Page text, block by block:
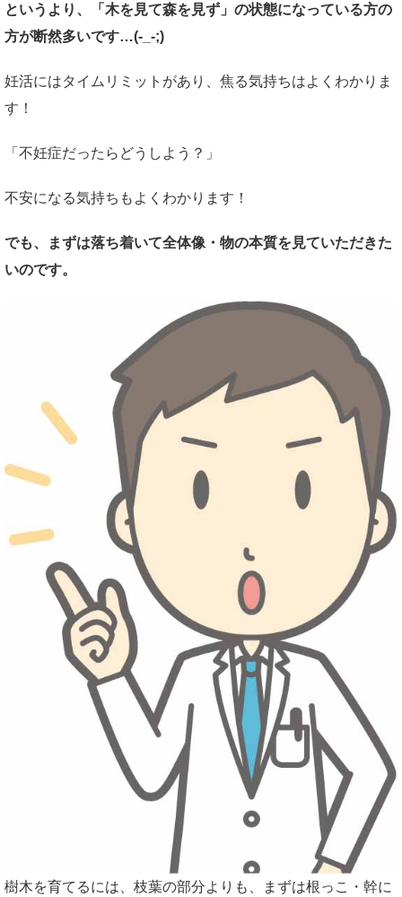
というより、「木を見て森を見ず」の状態になっている方の
方が断然多いです…(-_-;)
妊活にはタイムリミットがあり、焦る気持ちはよくわかりま
す！
「不妊症だったらどうしよう？」
不安になる気持ちもよくわかります！
でも、まずは落ち着いて全体像・物の本質を見ていただきた
いのです。
樹木を育てるには、枝葉の部分よりも、まずは根っこ・幹に